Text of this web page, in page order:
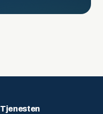
Tjenesten